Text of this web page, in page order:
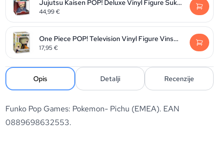
Jujutsu Kaisen POP! Deluxe Vinyl Figure Sukuna 9 cm
44,99€
One Piece POP! Television Vinyl Figure Vinsmoke Sanji 9 cm
17,95€
Opis Detalji Recenzije
Funko Pop Games: Pokemon- Pichu (EMEA). EAN
0889698632553.